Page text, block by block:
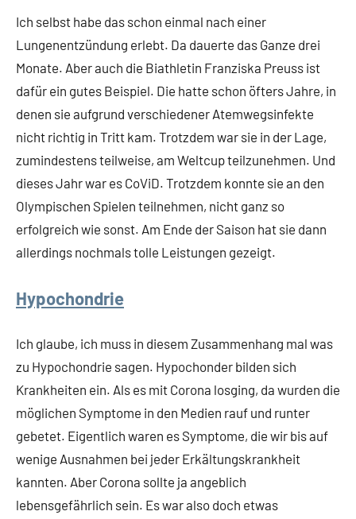
Ich selbst habe das schon einmal nach einer
Lungenentzündung erlebt. Da dauerte das Ganze drei
Monate. Aber auch die Biathletin Franziska Preuss ist
dafür ein gutes Beispiel. Die hatte schon öfters Jahre, in
denen sie aufgrund verschiedener Atemwegsinfekte
nicht richtig in Tritt kam. Trotzdem war sie in der Lage,
zumindestens teilweise, am Weltcup teilzunehmen. Und
dieses Jahr war es CoViD. Trotzdem konnte sie an den
Olympischen Spielen teilnehmen, nicht ganz so
erfolgreich wie sonst. Am Ende der Saison hat sie dann
allerdings nochmals tolle Leistungen gezeigt.
Hypochondrie
Ich glaube, ich muss in diesem Zusammenhang mal was
zu Hypochondrie sagen. Hypochonder bilden sich
Krankheiten ein. Als es mit Corona losging, da wurden die
möglichen Symptome in den Medien rauf und runter
gebetet. Eigentlich waren es Symptome, die wir bis auf
wenige Ausnahmen bei jeder Erkältungskrankheit
kannten. Aber Corona sollte ja angeblich
lebensgefährlich sein. Es war also doch etwas